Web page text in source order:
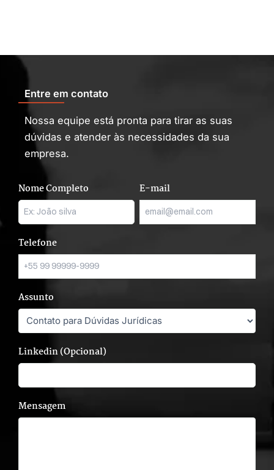
Entre em contato
Nossa equipe está pronta para tirar as suas
dúvidas e atender às necessidades da sua
empresa.
Nome Completo E-mail
Telefone
Assunto
Linkedin (Opcional)
Mensagem